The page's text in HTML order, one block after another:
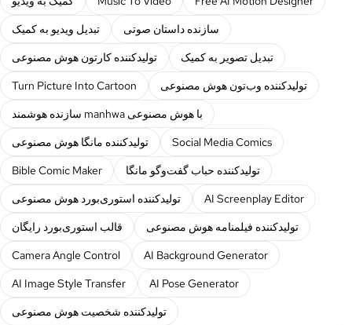
تبدیل ویدیو به کمیک
سازنده داستان صوتی
تولیدکننده کارتون هوش مصنوعی
تبدیل تصویر به کمیک
Turn Picture Into Cartoon
تولیدکننده وب‌تون هوش مصنوعی
سازنده هوشمند manhwa با هوش مصنوعی
تولیدکننده مانگا هوش مصنوعی
Social Media Comics
Bible Comic Maker
تولیدکننده حباب گفت‌وگو مانگا
تولیدکننده استوری‌بورد هوش مصنوعی
AI Screenplay Editor
قالب استوری‌بورد رایگان
تولیدکننده فیلمنامه هوش مصنوعی
Camera Angle Control
AI Background Generator
AI Image Style Transfer
AI Pose Generator
تولیدکننده شخصیت هوش مصنوعی